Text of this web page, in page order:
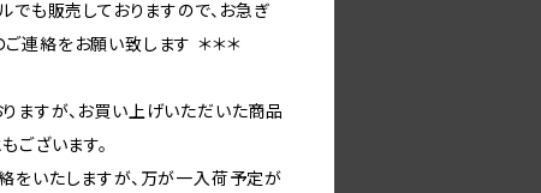
でも販売しておりますので、お急ぎ
連絡をお願い致します ＊＊＊
ますが、お買い上げいただいた商品
ございます。
をいたしますが、万が一入荷予定が